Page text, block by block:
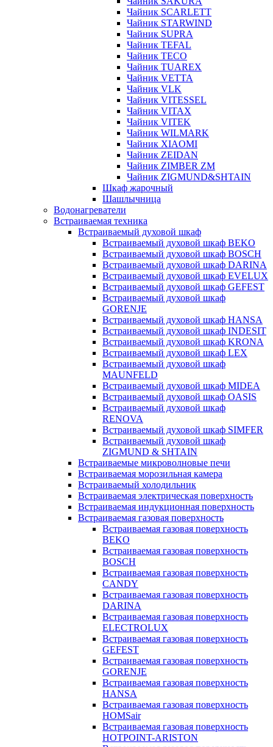
Чайник SCARLETT
Чайник STARWIND
Чайник SUPRA
Чайник TEFAL
Чайник TECO
Чайник TUAREX
Чайник VETTA
Чайник VLK
Чайник VITESSEL
Чайник VITAX
Чайник VITEK
Чайник WILMARK
Чайник XIAOMI
Чайник ZEIDAN
Чайник ZIMBER ZM
Чайник ZIGMUND&SHTAIN
Шкаф жарочный
Шашлычница
Водонагреватели
Встраиваемая техника
Встраиваемый духовой шкаф
Встраиваемый духовой шкаф BEKO
Встраиваемый духовой шкаф BOSCH
Встраиваемый духовой шкаф DARINA
Встраиваемый духовой шкаф EVELUX
Встраиваемый духовой шкаф GEFEST
Встраиваемый духовой шкаф
GORENJE
Встраиваемый духовой шкаф HANSA
Встраиваемый духовой шкаф INDESIT
Встраиваемый духовой шкаф KRONA
Встраиваемый духовой шкаф LEX
Встраиваемый духовой шкаф
MAUNFELD
Встраиваемый духовой шкаф MIDEA
Встраиваемый духовой шкаф OASIS
Встраиваемый духовой шкаф
RENOVA
Встраиваемый духовой шкаф SIMFER
Встраиваемый духовой шкаф
ZIGMUND & SHTAIN
Встраиваемые микроволновые печи
Встраиваемая морозильная камера
Встраиваемый холодильник
Встраиваемая электрическая поверхность
Встраиваемая индукционная поверхность
Встраиваемая газовая поверхность
Встраиваемая газовая поверхность
BEKO
Встраиваемая газовая поверхность
BOSCH
Встраиваемая газовая поверхность
CANDY
Встраиваемая газовая поверхность
DARINA
Встраиваемая газовая поверхность
ELECTROLUX
Встраиваемая газовая поверхность
GEFEST
Встраиваемая газовая поверхность
GORENJE
Встраиваемая газовая поверхность
HANSA
Встраиваемая газовая поверхность
HOMSair
Встраиваемая газовая поверхность
HOTPOINT-ARISTON